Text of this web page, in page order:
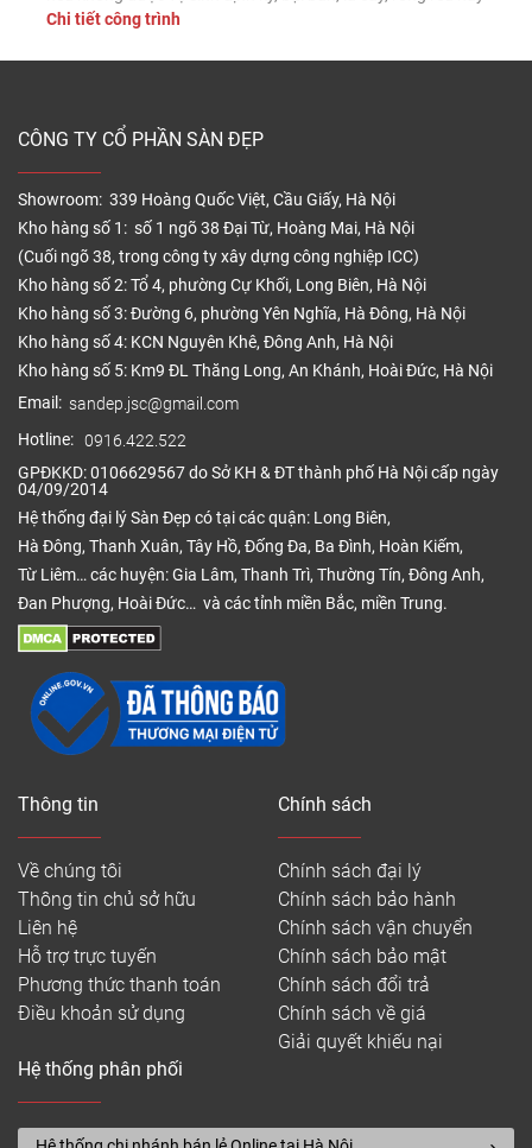
dầu mỡ vẫn có thể tích tụ trên bề mặt, làm giảm tính thẩm
Chi tiết công trình
CÔNG TY CỔ PHẦN SÀN ĐẸP
Showroom: 339 Hoàng Quốc Việt, Cầu Giấy, Hà Nội
Kho hàng số 1: số 1 ngõ 38 Đại Từ, Hoàng Mai, Hà Nội
(Cuối ngõ 38, trong công ty xây dựng công nghiệp ICC)
Kho hàng số 2: Tổ 4, phường Cự Khối, Long Biên, Hà Nội
Kho hàng số 3: Đường 6, phường Yên Nghĩa, Hà Đông, Hà Nội
Kho hàng số 4: KCN Nguyên Khê, Đông Anh, Hà Nội
Kho hàng số 5: Km9 ĐL Thăng Long, An Khánh, Hoài Đức, Hà Nội
Email: sandep.jsc@gmail.com
Hotline: 0916.422.522
GPĐKKD: 0106629567 do Sở KH & ĐT thành phố Hà Nội cấp ngày
04/09/2014
Hệ thống đại lý Sàn Đẹp có tại các quận: Long Biên,
Hà Đông, Thanh Xuân, Tây Hồ, Đống Đa, Ba Đình, Hoàn Kiếm,
Từ Liêm… các huyện: Gia Lâm, Thanh Trì, Thường Tín, Đông Anh,
Đan Phượng, Hoài Đức… và các tỉnh miền Bắc, miền Trung.
Thông tin
Về chúng tôi
Thông tin chủ sở hữu
Liên hệ
Hỗ trợ trực tuyến
Phương thức thanh toán
Điều khoản sử dụng
Chính sách
Chính sách đại lý
Chính sách bảo hành
Chính sách vận chuyển
Chính sách bảo mật
Chính sách đổi trả
Chính sách về giá
Giải quyết khiếu nại
Hệ thống phân phối